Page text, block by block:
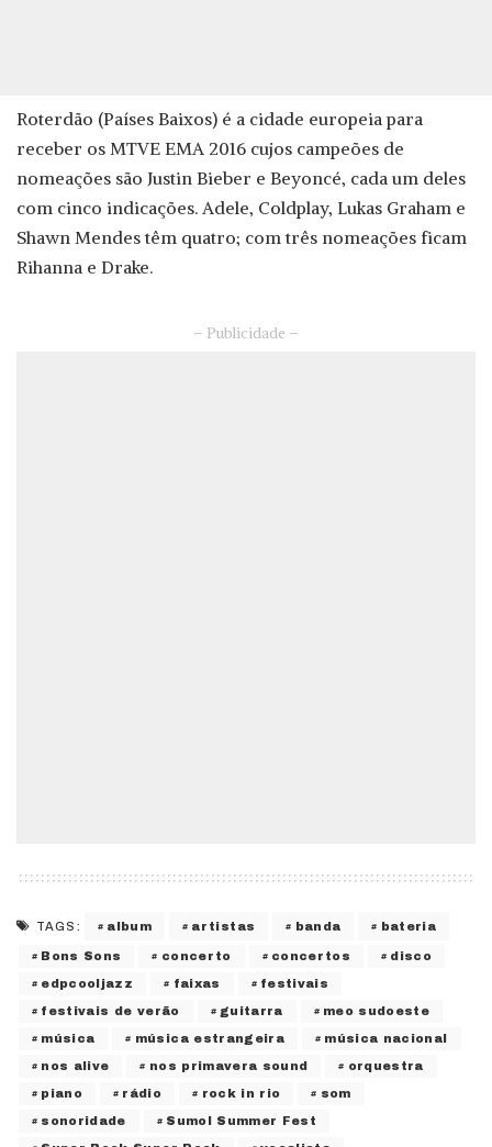
Roterdão (Países Baixos) é a cidade europeia para
receber os MTVE EMA 2016 cujos campeões de
nomeações são Justin Bieber e Beyoncé, cada um deles
com cinco indicações. Adele, Coldplay, Lukas Graham e
Shawn Mendes têm quatro; com três nomeações ficam
Rihanna e Drake.
– Publicidade –
TAGS: album artistas banda bateria
Bons Sons concerto concertos disco
edpcooljazz faixas festivais
festivais de verão guitarra meo sudoeste
música música estrangeira música nacional
nos alive nos primavera sound orquestra
piano rádio rock in rio som
sonoridade Sumol Summer Fest